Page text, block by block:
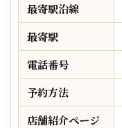
最寄駅沿線
最寄駅
電話番号
予約方法
店舗紹介ページ